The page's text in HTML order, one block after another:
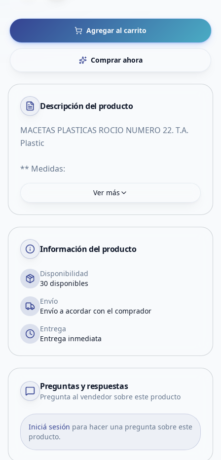
Agregar al carrito
Comprar ahora
Descripción del producto
MACETAS PLASTICAS ROCIO NUMERO 22. T.A.
Plastic
** Medidas:
Ver más
Información del producto
Disponibilidad
30 disponibles
Envío
Envío a acordar con el comprador
Entrega
Entrega inmediata
Preguntas y respuestas
Pregunta al vendedor sobre este producto
Iniciá sesión para hacer una pregunta sobre este
producto.